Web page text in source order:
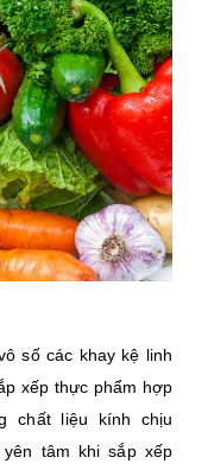
số các khay kệ linh
xếp thực phẩm hợp
chất liệu kính chịu
tâm khi sắp xếp